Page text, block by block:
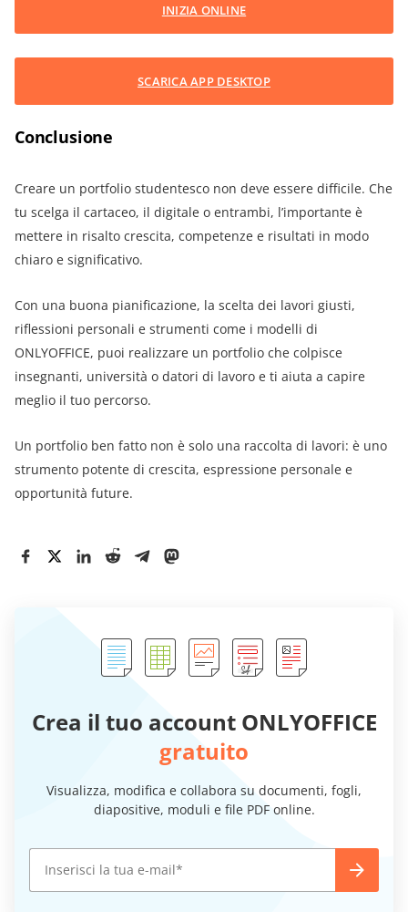
INIZIA ONLINE
SCARICA APP DESKTOP
Conclusione
Creare un portfolio studentesco non deve essere difficile. Che
tu scelga il cartaceo, il digitale o entrambi, l’importante è
mettere in risalto crescita, competenze e risultati in modo
chiaro e significativo.
Con una buona pianificazione, la scelta dei lavori giusti,
riflessioni personali e strumenti come i modelli di
ONLYOFFICE, puoi realizzare un portfolio che colpisce
insegnanti, università o datori di lavoro e ti aiuta a capire
meglio il tuo percorso.
Un portfolio ben fatto non è solo una raccolta di lavori: è uno
strumento potente di crescita, espressione personale e
opportunità future.
Crea il tuo account ONLYOFFICE
gratuito
Visualizza, modifica e collabora su documenti, fogli,
diapositive, moduli e file PDF online.